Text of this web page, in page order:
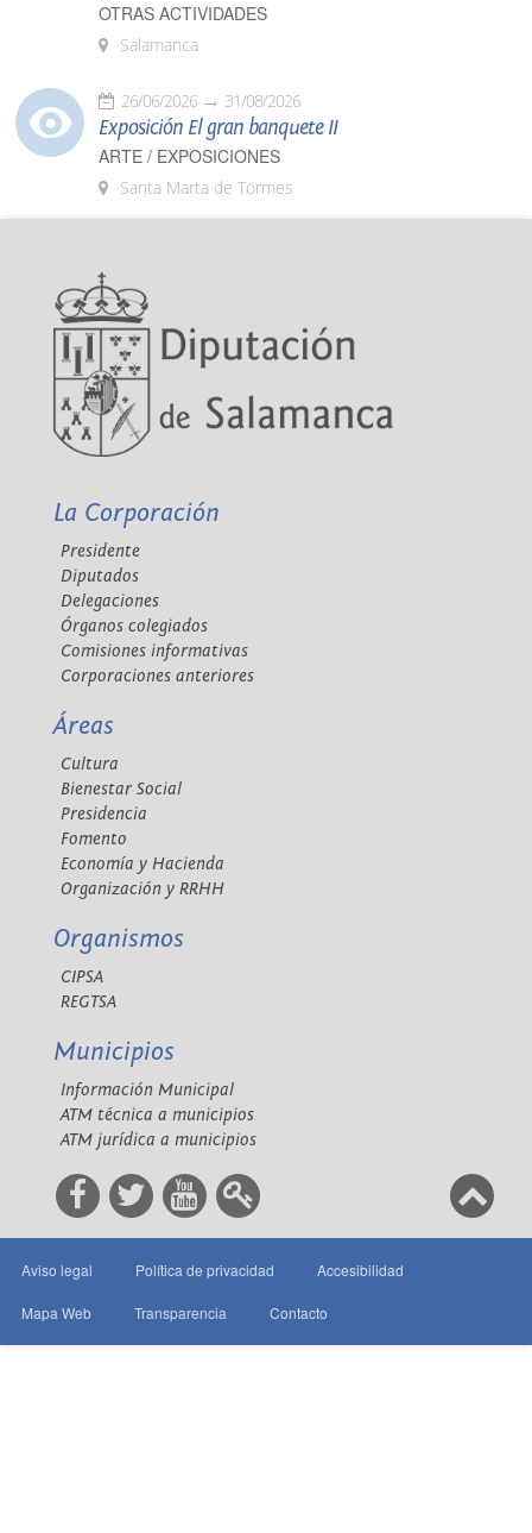
OTRAS ACTIVIDADES
Salamanca
26/06/2026 31/08/2026
Exposición El gran banquete II
ARTE / EXPOSICIONES
Santa Marta de Tormes
La Corporación
Presidente
Diputados
Delegaciones
Órganos colegiados
Comisiones informativas
Corporaciones anteriores
Áreas
Cultura
Bienestar Social
Presidencia
Fomento
Economía y Hacienda
Organización y RRHH
Organismos
CIPSA
REGTSA
Municipios
Información Municipal
ATM técnica a municipios
ATM jurídica a municipios
Aviso legal Política de privacidad Accesibilidad
Mapa Web Transparencia Contacto